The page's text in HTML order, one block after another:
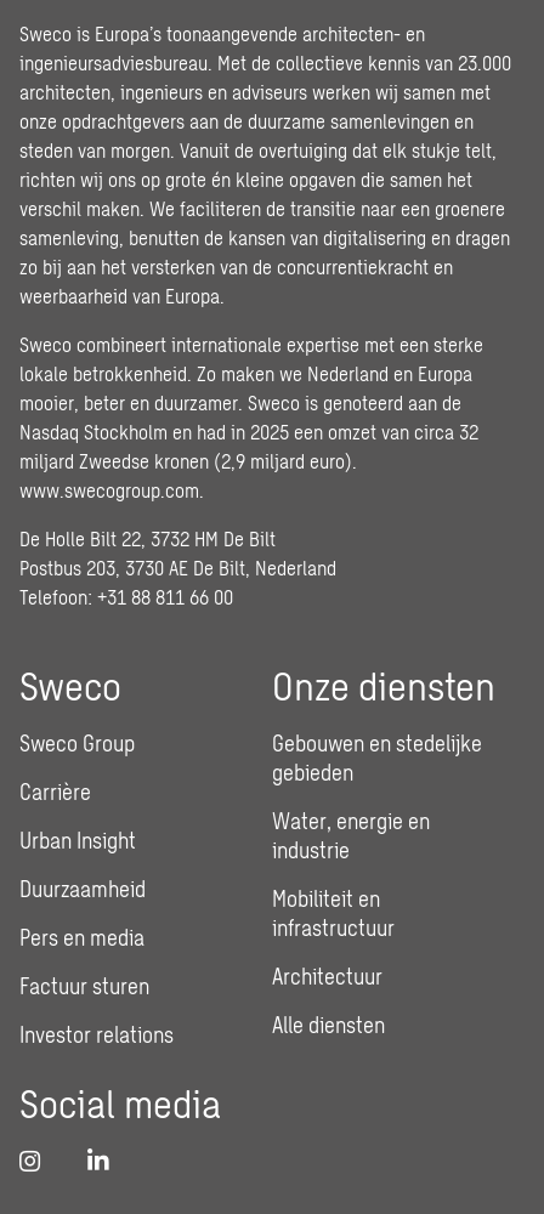
Sweco is Europa’s toonaangevende architecten- en
ingenieursadviesbureau. Met de collectieve kennis van 23.000
architecten, ingenieurs en adviseurs werken wij samen met
onze opdrachtgevers aan de duurzame samenlevingen en
steden van morgen. Vanuit de overtuiging dat elk stukje telt,
richten wij ons op grote én kleine opgaven die samen het
verschil maken. We faciliteren de transitie naar een groenere
samenleving, benutten de kansen van digitalisering en dragen
zo bij aan het versterken van de concurrentiekracht en
weerbaarheid van Europa.
Sweco combineert internationale expertise met een sterke
lokale betrokkenheid. Zo maken we Nederland en Europa
mooier, beter en duurzamer. Sweco is genoteerd aan de
Nasdaq Stockholm en had in 2025 een omzet van circa 32
miljard Zweedse kronen (2,9 miljard euro).
www.swecogroup.com
De Holle Bilt 22, 3732 HM De Bilt
Postbus 203, 3730 AE De Bilt, Nederland
Telefoon: +31 88 811 66 00
Sweco
Sweco Group
Carrière
Urban Insight
Duurzaamheid
Pers en media
Factuur sturen
Investor relations
Onze diensten
Gebouwen en stedelijke
gebieden
Water, energie en
industrie
Mobiliteit en
infrastructuur
Architectuur
Alle diensten
Social media